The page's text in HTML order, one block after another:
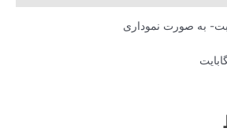
به صورت نموداری